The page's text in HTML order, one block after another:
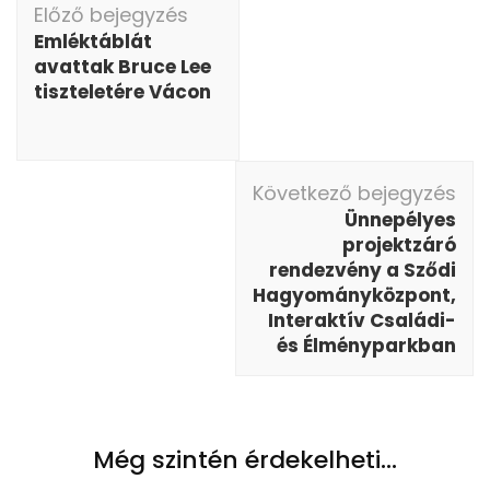
Előző bejegyzés
Emléktáblát
avattak Bruce Lee
tiszteletére Vácon
Következő bejegyzés
Ünnepélyes
projektzáró
rendezvény a Sződi
Hagyományközpont,
Interaktív Családi-
és Élményparkban
Még szintén érdekelheti...